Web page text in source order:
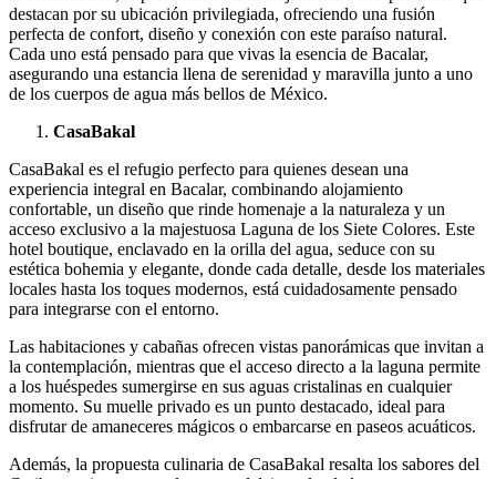
destacan por su ubicación privilegiada, ofreciendo una fusión
perfecta de confort, diseño y conexión con este paraíso natural.
Cada uno está pensado para que vivas la esencia de Bacalar,
asegurando una estancia llena de serenidad y maravilla junto a uno
de los cuerpos de agua más bellos de México.
CasaBakal
CasaBakal es el refugio perfecto para quienes desean una
experiencia integral en Bacalar, combinando alojamiento
confortable, un diseño que rinde homenaje a la naturaleza y un
acceso exclusivo a la majestuosa Laguna de los Siete Colores. Este
hotel boutique, enclavado en la orilla del agua, seduce con su
estética bohemia y elegante, donde cada detalle, desde los materiales
locales hasta los toques modernos, está cuidadosamente pensado
para integrarse con el entorno.
Las habitaciones y cabañas ofrecen vistas panorámicas que invitan a
la contemplación, mientras que el acceso directo a la laguna permite
a los huéspedes sumergirse en sus aguas cristalinas en cualquier
momento. Su muelle privado es un punto destacado, ideal para
disfrutar de amaneceres mágicos o embarcarse en paseos acuáticos.
Además, la propuesta culinaria de CasaBakal resalta los sabores del